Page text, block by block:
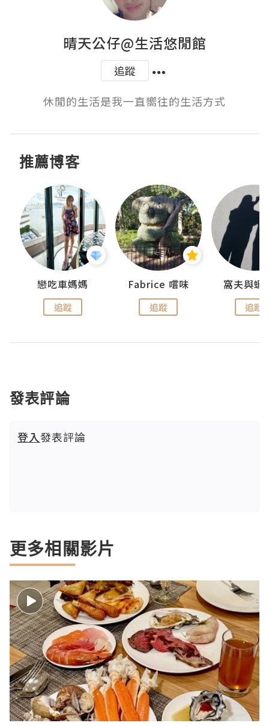
晴天公仔@生活悠閒館
追蹤
休閒的生活是我一直嚮往的生活方式
推薦博客
戀吃車媽媽
追蹤
Fabrice 嚐味
追蹤
窩夫與蝦
追蹤
發表評論
登入發表評論
更多相關影片